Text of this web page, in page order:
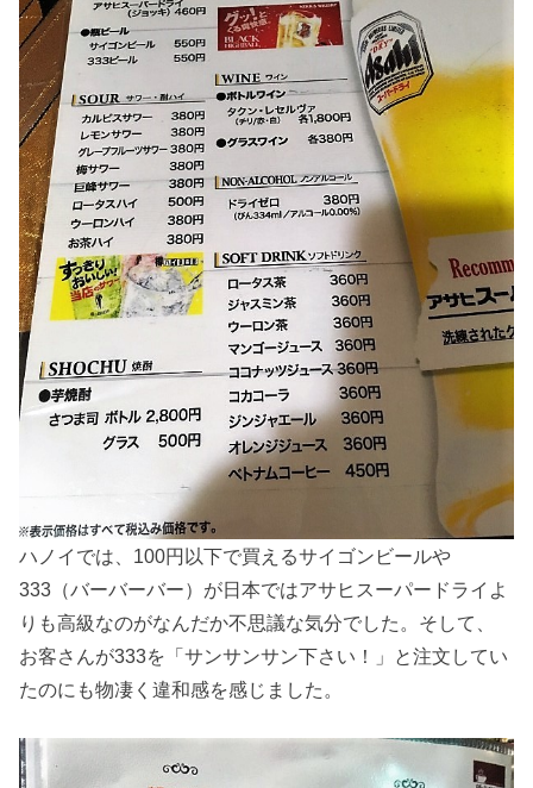
ハノイでは、100円以下で買えるサイゴンビールや
333（バーバーバー）が日本ではアサヒスーパードライよ
りも高級なのがなんだか不思議な気分でした。そして、
お客さんが333を「サンサンサン下さい！」と注文してい
たのにも物凄く違和感を感じました。